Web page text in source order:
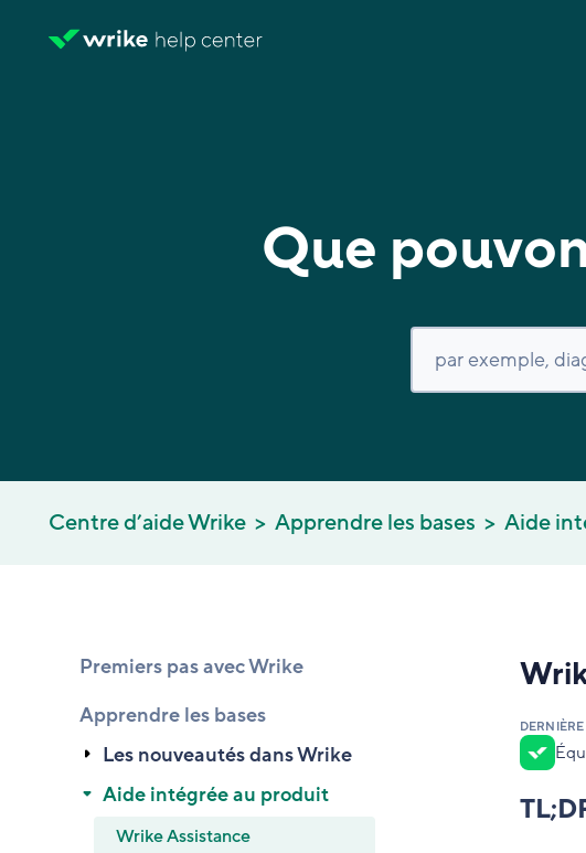
Que
Centre d’aide Wrike Apprendre les bases Aide
Premiers pas avec Wrike
Apprendre les bases
Les nouveautés dans Wrike
Aide intégrée au produit
Wrike Assistance